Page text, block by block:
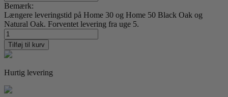
Bemærk:
Længere leveringstid på Home 30 og Home 50 Black Oak og
Natural Oak. Forventet levering fra uge 5.
Black
Lines
antal
Tilføj til kurv
Hurtig levering